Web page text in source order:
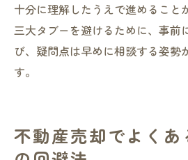
十分に理解したうえで進めること
三大タブーを避けるために、事前
び、疑問点は早めに相談する姿勢
す。
不動産売却でよくあ